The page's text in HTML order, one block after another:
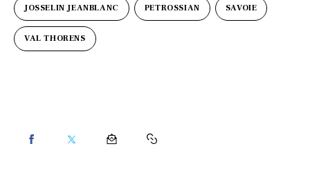
JOSSELIN JEANBLANC PETROSSIAN SAVOIE
VAL THORENS